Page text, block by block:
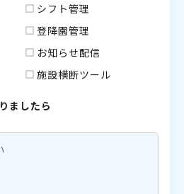
シフト管理
登降園管理
お知らせ配信
施設横断ツール
ましたら